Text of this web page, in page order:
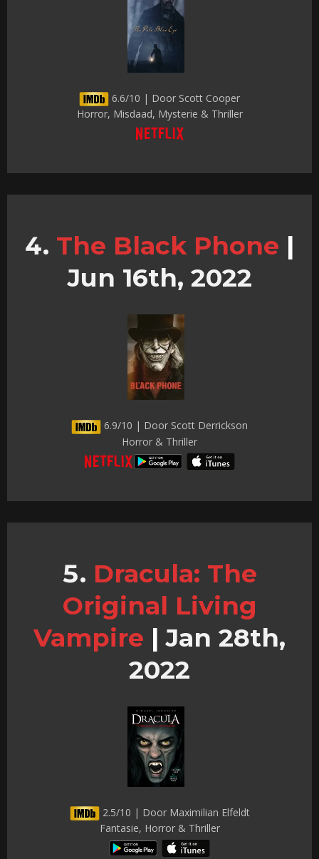
6.6/10 | Door Scott Cooper
Horror, Misdaad, Mysterie & Thriller
The Black Phone |
Jun 16th, 2022
6.9/10 | Door Scott Derrickson
Horror & Thriller
Dracula: The
Original Living
Vampire | Jan 28th,
2022
2.5/10 | Door Maximilian Elfeldt
Fantasie, Horror & Thriller